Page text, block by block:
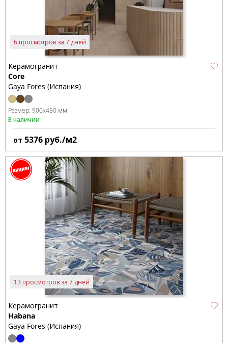
6 просмотров за 7 дней
Керамогранит
Core
Gaya Fores (Испания)
Размер: 900x450 мм
В наличии
от 5376 руб./м2
13 просмотров за 7 дней
Керамогранит
Habana
Gaya Fores (Испания)